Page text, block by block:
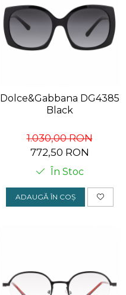
Dolce&Gabbana DG4385
Black
1.030,00 RON
772,50 RON
În Stoc
ADAUGĂ ÎN COȘ